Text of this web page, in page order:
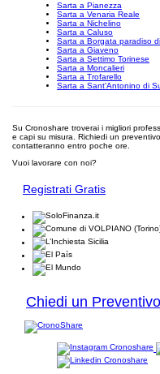
Sarta a Pianezza
Sarta a Venaria Reale
Sarta a Nichelino
Sarta a Caluso
Sarta a Borgata paradiso
Sarta a Giaveno
Sarta a Settimo Torinese
Sarta a Moncalieri
Sarta a Trofarello
Sarta a Sant'Antonino di
Su Cronoshare troverai i migliori
e capi su misura. Richiedi un
contatteranno entro poche ore.
Vuoi lavorare con noi?
Registrati Gratis
Chiedi un